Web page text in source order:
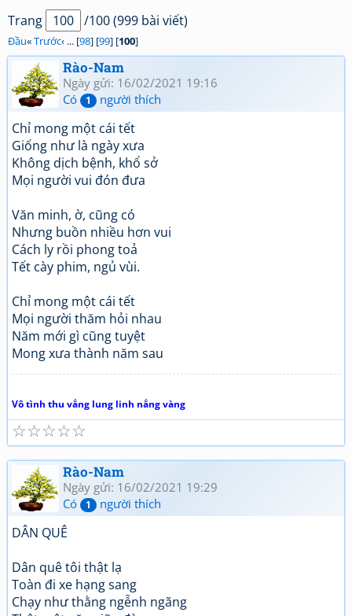
Trang /100 (999 bài viết)
Đầu«Trước‹ ... [98] [99] [100]
Rào-Nam
Ngày gửi: 16/02/2021 19:16
Có
1 người thích
Chỉ mong một cái tết
Giống như là ngày xưa
Không dịch bệnh, khổ sở
Mọi người vui đón đưa
Văn minh, ờ, cũng có
Nhưng buồn nhiều hơn vui
Cách ly rồi phong toả
Tết cày phim, ngủ vùi.
Chỉ mong một cái tết
Mọi người thăm hỏi nhau
Năm mới gì cũng tuyệt
Mong xưa thành năm sau
Vô tình thu vắng lung linh nắng vàng
☆
☆
☆
☆
☆
Rào-Nam
Ngày gửi: 16/02/2021 19:29
Có
1 người thích
DÂN QUÊ
Dân quê tôi thật lạ
Toàn đi xe hạng sang
Chạy như thằng ngễnh ngãng